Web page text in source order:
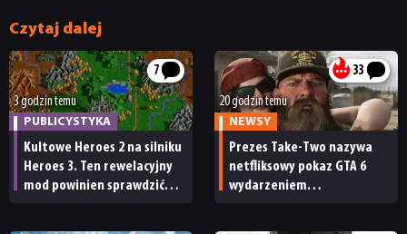
Czytaj dalej
7
3 godzin temu
PUBLICYSTYKA
Kultowe Heroes 2 na silniku
Heroes 3. Ten rewelacyjny
mod powinien sprawdzić
33
20 godzin temu
NEWSY
Prezes Take-Two nazywa
netfliksowy pokaz GTA 6
wydarzeniem